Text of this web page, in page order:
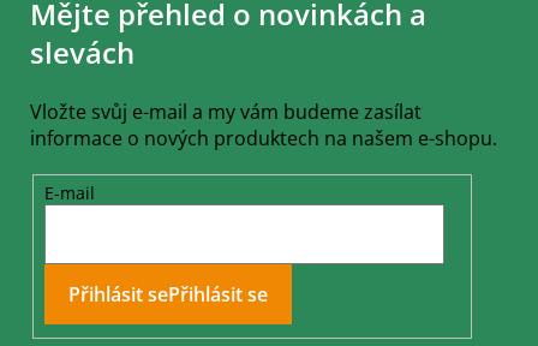
Mějte přehled o novinkách a
slevách
Vložte svůj e-mail a my vám budeme zasílat
informace o nových produktech na našem e-shopu.
E-mail
Přihlásit se